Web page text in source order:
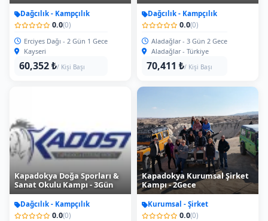
Dağcılık - Kampçılık
0.0(0)
Erciyes Dağı - 2 Gün 1 Gece
Kayseri
60,352 ₺/ Kişi Başı
Dağcılık - Kampçılık
0.0(0)
Aladağlar - 3 Gün 2 Gece
Aladağlar - Türkiye
70,411 ₺/ Kişi Başı
Kapadokya Doğa Sporları &
Sanat Okulu Kampı - 3Gün
Dağcılık - Kampçılık
0.0(0)
Kapadokya Kurumsal Şirket
Kampı - 2Gece
Kurumsal - Şirket
0.0(0)